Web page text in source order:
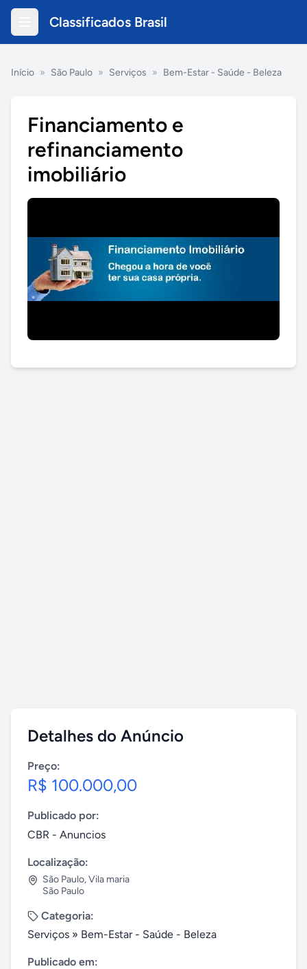
Classificados Brasil
Início » São Paulo » Serviços » Bem-Estar - Saúde - Beleza
Financiamento e
refinanciamento
imobiliário
Detalhes do Anúncio
Preço:
R$ 100.000,00
Publicado por:
CBR - Anuncios
Localização:
São Paulo,Vila maria
São Paulo
Categoria:
Serviços » Bem-Estar - Saúde - Beleza
Publicado em: